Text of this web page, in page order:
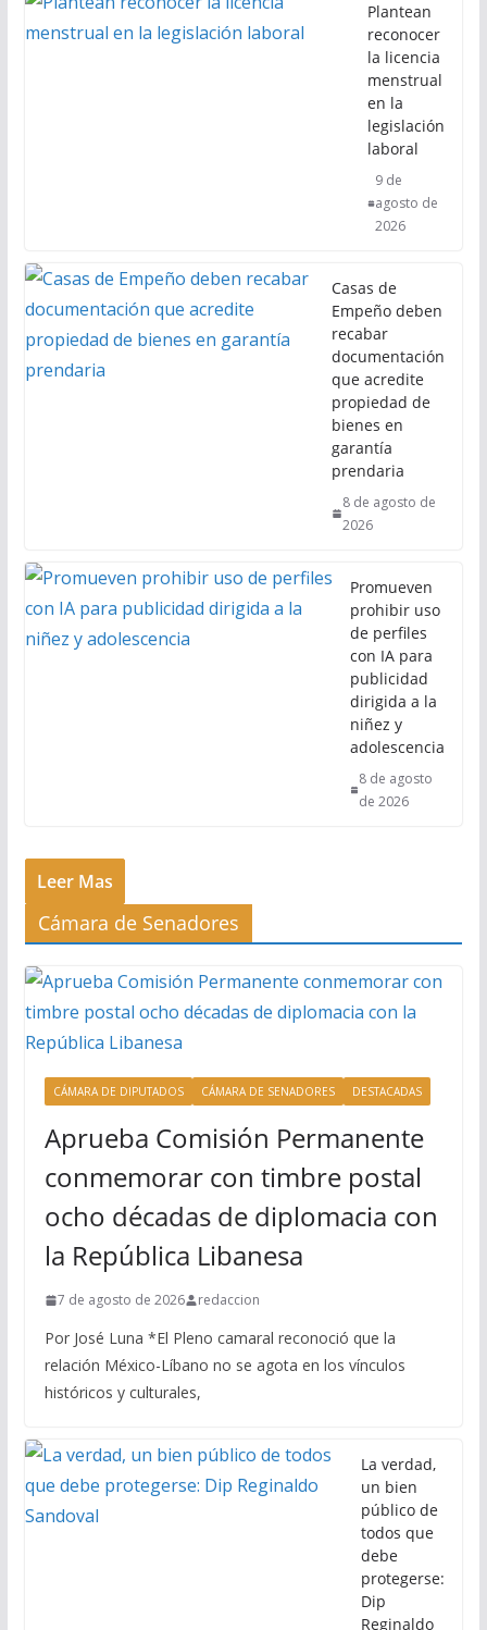
Plantean
reconocer
la licencia
menstrual
en la
legislación
laboral
9 de
agosto de
2026
Casas de
Empeño deben
recabar
documentación
que acredite
propiedad de
bienes en
garantía
prendaria
8 de agosto de
2026
Promueven
prohibir uso
de perfiles
con IA para
publicidad
dirigida a la
niñez y
adolescencia
8 de agosto
de 2026
Leer Mas
Cámara de Senadores
CÁMARA DE DIPUTADOS CÁMARA DE SENADORES DESTACADAS
Aprueba Comisión Permanente
conmemorar con timbre postal
ocho décadas de diplomacia con
la República Libanesa
7 de agosto de 2026 redaccion
Por José Luna *El Pleno camaral reconoció que la
relación México-Líbano no se agota en los vínculos
históricos y culturales,
La verdad,
un bien
público de
todos que
debe
protegerse:
Dip
Reginaldo